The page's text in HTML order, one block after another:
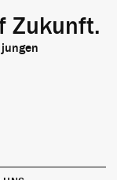
Zukunft.